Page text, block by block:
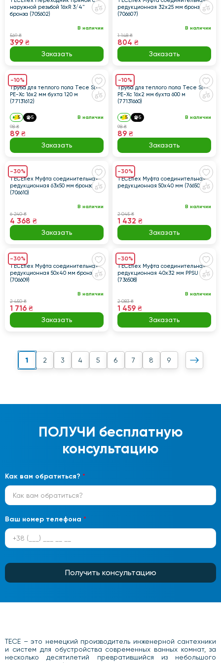
наружной резьбой 16xR 3/4"
бронза (705602)
В наличии
569 ₴
399 ₴
Заказать
редукционная 32x25 мм бронза
(706607)
В наличии
1 148 ₴
804 ₴
Заказать
-10%
Труба для теплого пола Tece SLQ
PE-Xc 16x2 мм бухта 120 м
(77131612)
5 5 В наличии
98 ₴
89 ₴
Заказать
-10%
Труба для теплого пола Tece SLQ
PE-Xc 16x2 мм бухта 600 м
(77131660)
5 5 В наличии
98 ₴
89 ₴
Заказать
-30%
TECEflex Муфта соединительная
редукционная 63x50 мм бронза
(706610)
В наличии
6 240 ₴
4 368 ₴
Заказать
-30%
TECEflex Муфта соединительная
редукционная 50х40 мм (766509)
В наличии
2 045 ₴
1 432 ₴
Заказать
-30%
TECEflex Муфта соединительная
редукционная 50x40 мм бронза
(706609)
В наличии
2 450 ₴
1 716 ₴
Заказать
-30%
TECEflex Муфта соединительная
редукционная 40х32 мм PPSU
(736508)
В наличии
2 083 ₴
1 459 ₴
Заказать
1 2 3 4 5 6 7 8 9
ПОЛУЧИ бесплатную
консультацию
Как вам обратиться? *
Ваш номер телефона *
Получить консультацию
TECE – это немецкий производитель инженерной сантехники
и систем для обустройства современных ванных комнат, за
несколько десятилетий превратившийся из небольшого